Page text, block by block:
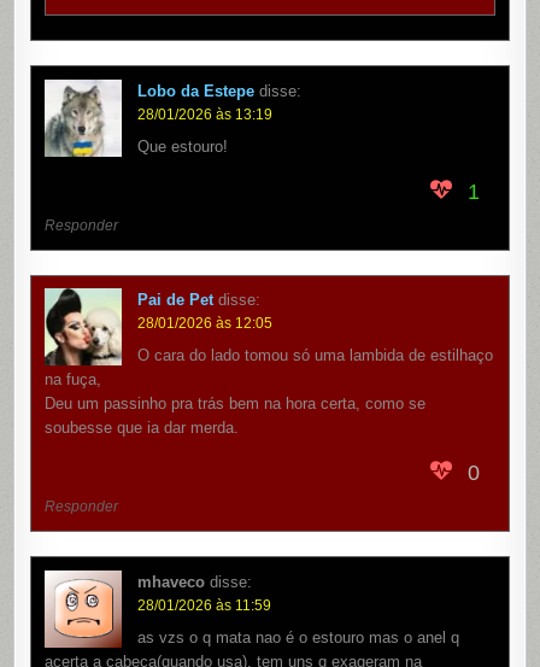
Lobo da Estepe disse:
28/01/2026 às 13:19
Que estouro!
1
Responder
Pai de Pet disse:
28/01/2026 às 12:05
O cara do lado tomou só uma lambida de estilhaço
na fuça,
Deu um passinho pra trás bem na hora certa, como se
soubesse que ia dar merda.
0
Responder
mhaveco disse:
28/01/2026 às 11:59
as vzs o q mata nao é o estouro mas o anel q
acerta a cabeça(quando usa). tem uns q exageram na